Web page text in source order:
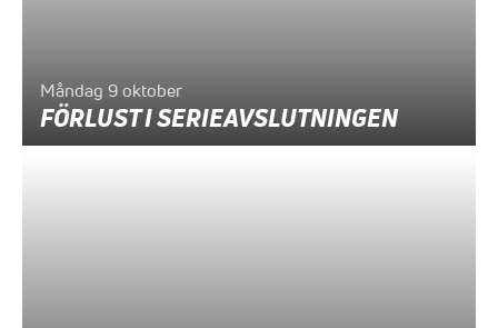
Måndag 9 oktober
FÖRLUST I SERIEAVSLUTNINGEN